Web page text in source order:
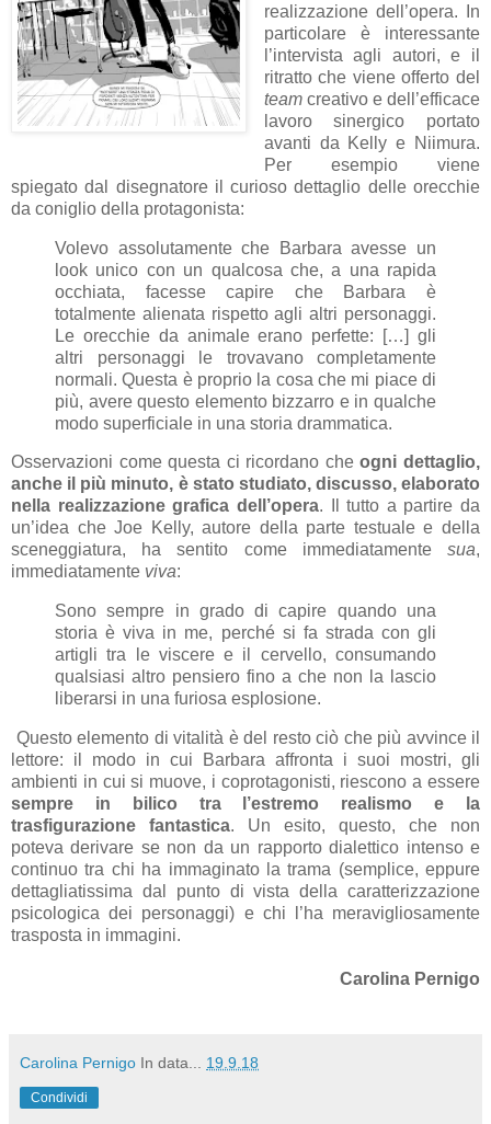
realizzazione dell’opera. In
particolare è interessante
l’intervista agli autori, e il
ritratto che viene offerto del
teamcreativo e dell’efficace
lavoro sinergico portato
avanti da Kelly e Niimura.
Per esempio viene
spiegato dal disegnatore il curioso dettaglio delle orecchie
da coniglio della protagonista:
Volevo assolutamente che Barbara avesse un
look unico con un qualcosa che, a una rapida
occhiata, facesse capire che Barbara è
totalmente alienata rispetto agli altri personaggi.
Le orecchie da animale erano perfette: […] gli
altri personaggi le trovavano completamente
normali. Questa è proprio la cosa che mi piace di
più, avere questo elemento bizzarro e in qualche
modo superficiale in una storia drammatica.
Osservazioni come questa ci ricordano cheogni dettaglio,
anche il più minuto, è stato studiato, discusso, elaborato
nella realizzazione grafica dell’opera. Il tutto a partire da
un’idea che Joe Kelly, autore della parte testuale e della
sceneggiatura, ha sentito come immediatamente sua,
immediatamente viva:
Sono sempre in grado di capire quando una
storia è viva in me, perché si fa strada con gli
artigli tra le viscere e il cervello, consumando
qualsiasi altro pensiero fino a che non la lascio
liberarsi in una furiosa esplosione.
Questo elemento di vitalità è del resto ciò che più avvince il
lettore: il modo in cui Barbara affronta i suoi mostri, gli
ambienti in cui si muove, i coprotagonisti, riescono a essere
sempre in bilico tra l’estremo realismo e la
trasfigurazione fantastica. Un esito, questo, che non
poteva derivare se non da un rapporto dialettico intenso e
continuo tra chi ha immaginato la trama (semplice, eppure
dettagliatissima dal punto di vista della caratterizzazione
psicologica dei personaggi) e chi l’ha meravigliosamente
trasposta in immagini.
Carolina Pernigo
Carolina Pernigo In data... 19.9.18
Condividi